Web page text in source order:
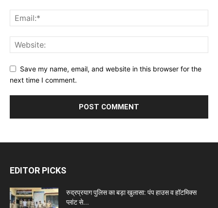
Save my name, email, and website in this browser for the
next time I comment.
EDITOR PICKS
रुद्रप्रयाग पुलिस का बड़ा खुलासा: पंप हाउस व हॉटमिक्स
प्लांट से...